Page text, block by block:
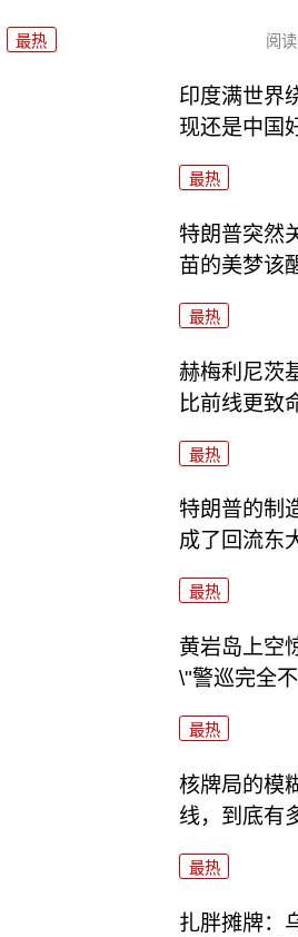
最热 阅读
印度满世界
现还是中国
最热
特朗普突然
苗的美梦该
最热
赫梅利尼茨
比前线更致
最热
特朗普的制
成了回流东
最热
黄岩岛上空
\"警巡完全
最热
核牌局的模
线，到底有
最热
扎胖摊牌：